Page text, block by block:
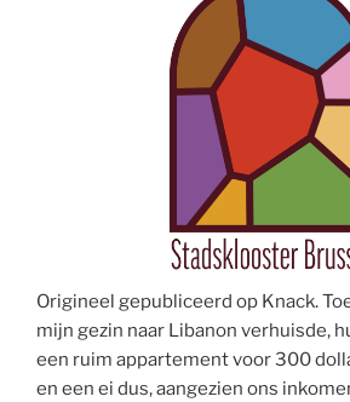
Origineel gepubliceerd op Knack.
mijn gezin naar Libanon verhuisde,
een ruim appartement voor 300
en een ei dus, aangezien ons